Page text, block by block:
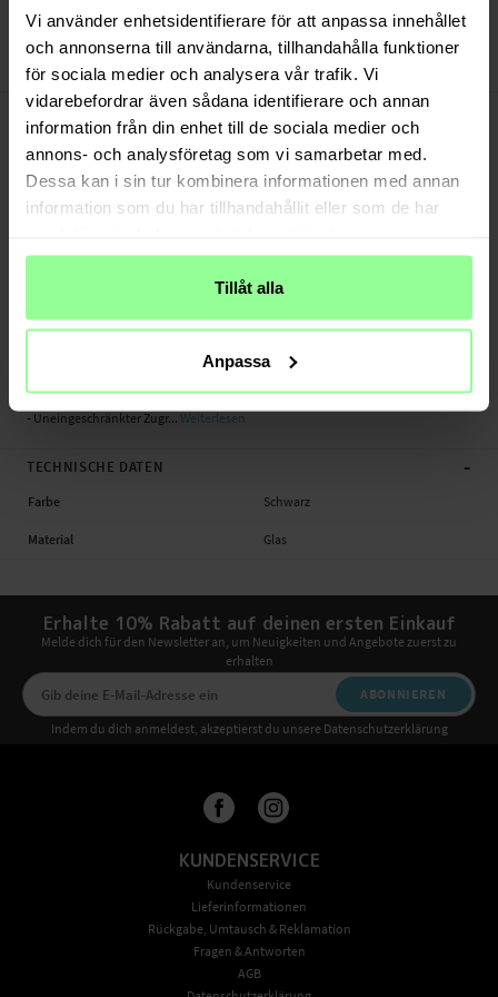
Vi använder enhetsidentifierare för att anpassa innehållet
och annonserna till användarna, tillhandahålla funktioner
för sociala medier och analysera vår trafik. Vi
vidarebefordrar även sådana identifierare och annan
information från din enhet till de sociala medier och
annons- och analysföretag som vi samarbetar med.
Dessa kan i sin tur kombinera informationen med annan
information som du har tillhandahållit eller som de har
Tillåt alla
Anpassa
30 Tage Rückgaberecht
Art number 66506
PRODUKTBESCHREIBUNG
Schützen Sie Ihre Suunto Vertical mit diesem vollumfassenden Gehäuse. Das
Gehäuse kombiniert eine stoßdämpfende Hartplastikschale mit einer
Vorderseite aus gehärtetem Glas, die den Bildschirm vor Kratzern und
Beschädigungen schützt.
Das Gehäuse umschließt die Uhr vollständig für optimalen Schutz. Für ein
besonders elegantes Erscheinungsbild verfügt es über einen schwarzen
- Schlankes und praktisches Design
- Einfach an der Uhr anzubringen
- Uneingeschränkter Zugr... Weiterlesen
TECHNISCHE DATEN -
Farbe Schwarz
Material Glas
Erhalte 10% Rabatt auf deinen ersten Einkauf
Melde dich für den Newsletter an, um Neuigkeiten und Angebote zuerst zu
erhalten
ABONNIEREN
Indem du dich anmeldest, akzeptierst du unsere Datenschutzerklärung
KUNDENSERVICE
Kundenservice
Lieferinformationen
Rückgabe, Umtausch & Reklamation
Fragen & Antworten
AGB